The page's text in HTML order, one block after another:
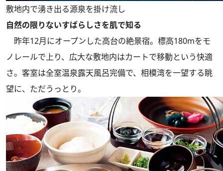
敷地内で湧き出る源泉を掛け流し
自然の限りないすばらしさを肌で知る
昨年12月にオープンした高台の絶景宿。標高180mをモ
ノレールで上り、広大な敷地内はカートで移動という快適
さ。客室は全室温泉露天風呂完備で、相模湾を一望する眺
望に、ただうっとり。